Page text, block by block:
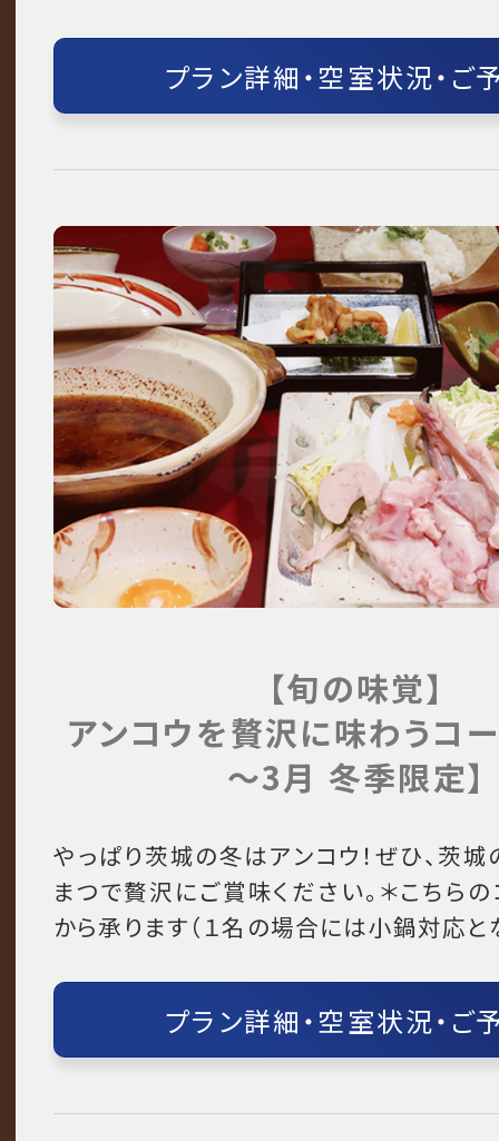
プラン詳細・空室状況・ご
【旬の味覚】
アンコウを贅沢に味わうコー
～3月 冬季限定】
やっぱり茨城の冬はアンコウ！ぜひ、茨
まつで贅沢にご賞味ください。＊こちら
から承ります（１名の場合には小鍋対応と
プラン詳細・空室状況・ご